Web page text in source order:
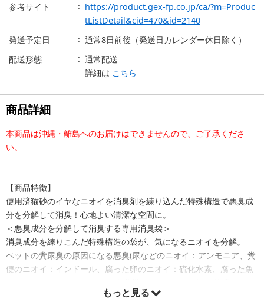
参考サイト
https://product.gex-fp.co.jp/ca/?m=Produc
tListDetail&cid=470&id=2140
発送予定日
通常8日前後（発送日カレンダー休日除く）
配送形態
通常配送
詳細は こちら
商品詳細
本商品は沖縄・離島へのお届けはできませんので、ご了承くださ
い。
【商品特徴】
使用済猫砂のイヤなニオイを消臭剤を練り込んだ特殊構造で悪臭成
分を分解して消臭！心地よい清潔な空間に。
＜悪臭成分を分解して消臭する専用消臭袋＞
消臭成分を練りこんだ特殊構造の袋が、気になるニオイを分解。
ペットの糞尿臭の原因になる悪臭(尿などのニオイ：アンモニア、糞
便のニオイ：インドール、腐った卵のニオイ：硫化水素、腐った魚
※デオケア消臭ペール猫用Tallにご使用ください。
もっと見る